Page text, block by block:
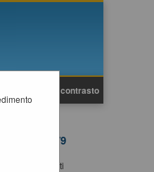
Alto contrasto
UE 2016/679
gli utenti